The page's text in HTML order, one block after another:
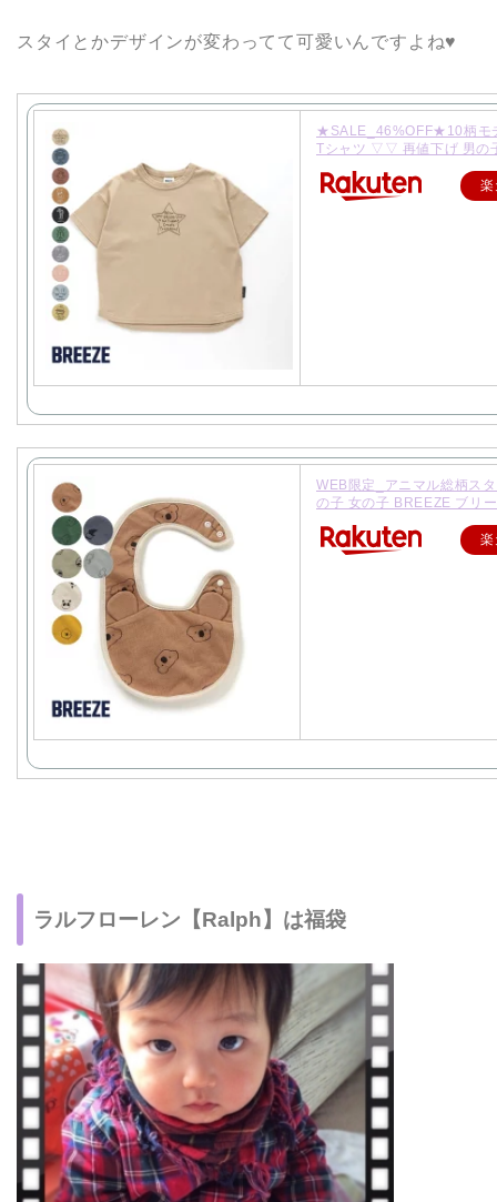
スタイとかデザインが変わってて可愛いんですよね♥
★SALE_46%OFF★10柄モ
Tシャツ ▽▽ 再値下げ 男の
WEB限定_アニマル総柄ス
の子 女の子 BREEZE ブリ
ラルフローレン【Ralph】は福袋